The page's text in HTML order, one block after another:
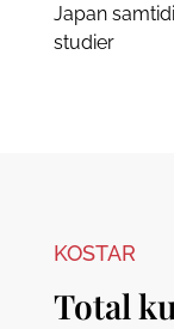
Japan
studier
KOSTAR
Total